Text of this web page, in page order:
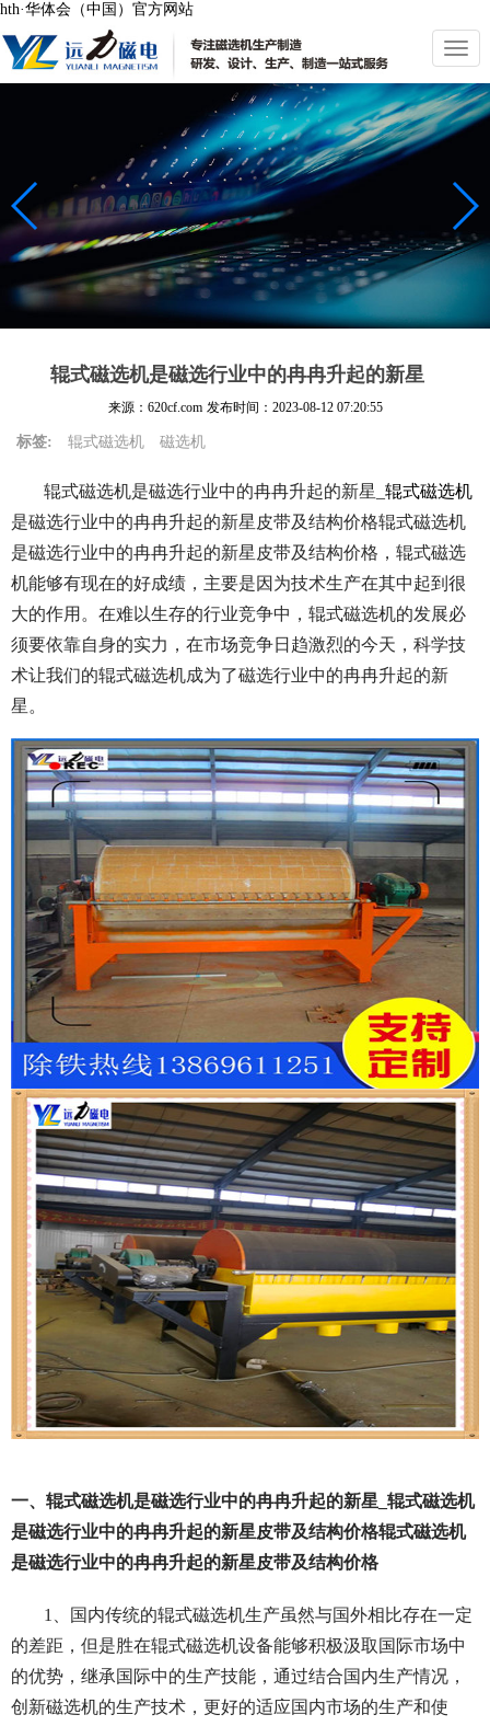
hth·华体会（中国）官方网站
切
换
导
航
辊式磁选机是磁选行业中的冉冉升起的新星
来源：620cf.com 发布时间： 2023-08-12 07:20:55
标签: 辊式磁选机 磁选机
辊式磁选机是磁选行业中的冉冉升起的新星_ 辊式磁选机
是磁选行业中的冉冉升起的新星皮带及结构价格辊式磁选机
是磁选行业中的冉冉升起的新星皮带及结构价格，辊式磁选
机能够有现在的好成绩，主要是因为技术生产在其中起到很
大的作用。在难以生存的行业竞争中，辊式磁选机的发展必
须要依靠自身的实力，在市场竞争日趋激烈的今天，科学技
术让我们的辊式磁选机成为了磁选行业中的冉冉升起的新
星。
一、辊式磁选机是磁选行业中的冉冉升起的新星_辊式磁选机
是磁选行业中的冉冉升起的新星皮带及结构价格辊式磁选机
是磁选行业中的冉冉升起的新星皮带及结构价格
1、国内传统的辊式磁选机生产虽然与国外相比存在一定
的差距，但是胜在辊式磁选机设备能够积极汲取国际市场中
的优势，继承国际中的生产技能，通过结合国内生产情况，
创新磁选机的生产技术，更好的适应国内市场的生产和使